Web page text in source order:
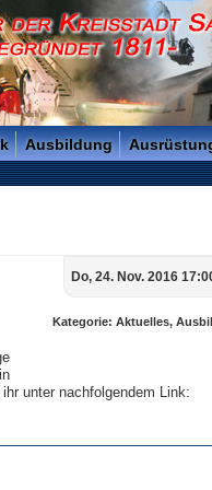
1811 -
Ausbildung
Do, 24. Nov. 2016
Kategorie: Aktuelles,
unter nachfolgendem Link: